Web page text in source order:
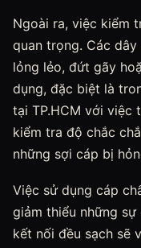
Ngoài ra, việc kiểm
quan trọng. Các
lỏng lẻo, đứt gãy
dụng, đặc biệt là
tại TP.HCM với việc
kiểm tra độ chắc
những sợi cáp bị
Việc sử dụng cáp
giảm thiểu những
kết nối đều sạch sẽ